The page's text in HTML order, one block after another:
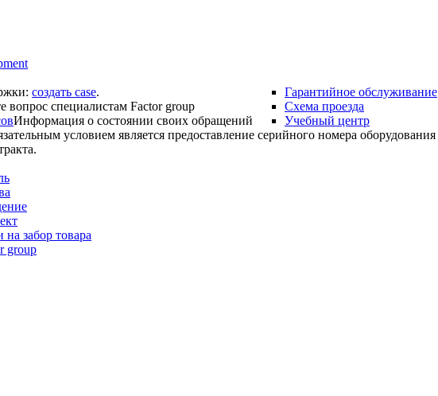
создать case.
вопрос специалистам Factor group
Информация о состоянии своих обращений
Гарантийное обслуживание
Схема проезда
Учебный центр
условием является предоставление серийного номера оборудования
забор товара
group